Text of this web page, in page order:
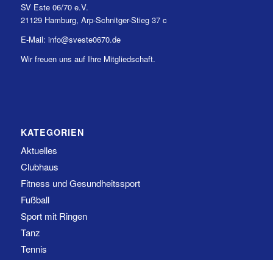
SV Este 06/70 e.V.
21129 Hamburg, Arp-Schnitger-Stieg 37 c
E-Mail: info@sveste0670.de
Wir freuen uns auf Ihre Mitgliedschaft.
KATEGORIEN
Aktuelles
Clubhaus
Fitness und Gesundheitssport
Fußball
Sport mit Ringen
Tanz
Tennis